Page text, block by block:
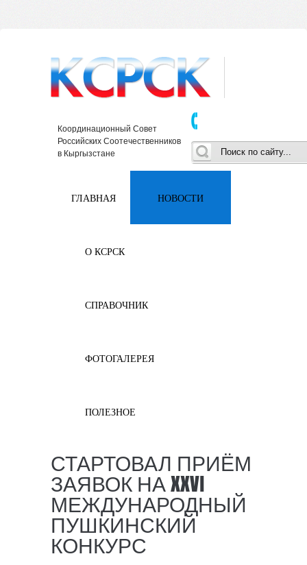
Координационный Совет
Российских Соотечественников
в Кыргызстане
ГЛАВНАЯ НОВОСТИ
О КСРСК
СПРАВОЧНИК
ФОТОГАЛЕРЕЯ
ПОЛЕЗНОЕ
СТАРТОВАЛ ПРИЁМ
ЗАЯВОК НА XXVI
МЕЖДУНАРОДНЫЙ
ПУШКИНСКИЙ
КОНКУРС